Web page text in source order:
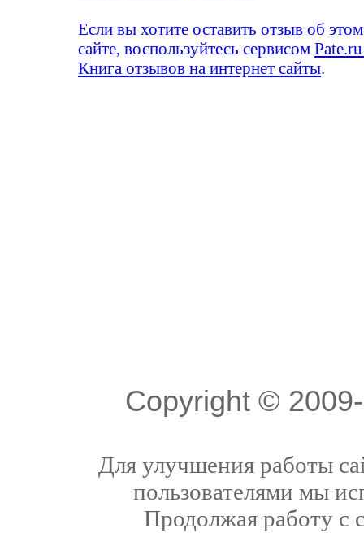
Если вы хотите оставить отзыв об этом
сайте, воспользуйтесь сервисом
Книга отзывов на интернет сайты
Copyright ©
Для улучшения работы
пользователями мы
Продолжая работу с